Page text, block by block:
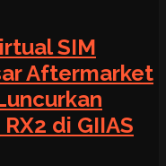
SIM
Aftermarket
di GIIAS